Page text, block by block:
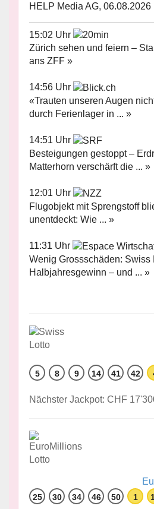
HELP Media AG, 06.08.2026
15:02 Uhr
Zürich sehen und feiern –
ans ZFF »
14:56 Uhr
«Trauten unseren Augen
durch Ferienlager in ... »
14:51 Uhr
Besteigungen gestoppt –
Matterhorn verschärft die ... »
12:01 Uhr
Flugobjekt mit Sprengstoff
unentdeckt: Wie ... »
11:31 Uhr
Wenig Grossschäden: Swiss
Halbjahresgewinn – und ... »
5 8 9 14 41 42
Nächster Jackpot: CHF
25 30 34 46 50 1